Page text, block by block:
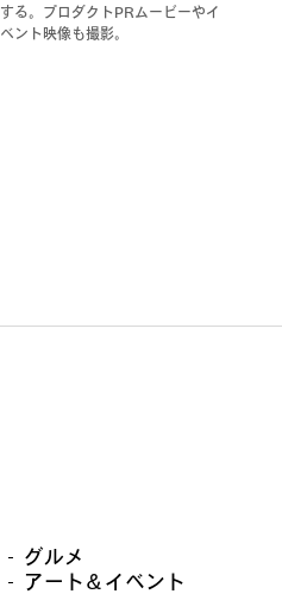
する。プロダクトPRムービーやイ
ベント映像も撮影。
グルメ
アート＆イベント